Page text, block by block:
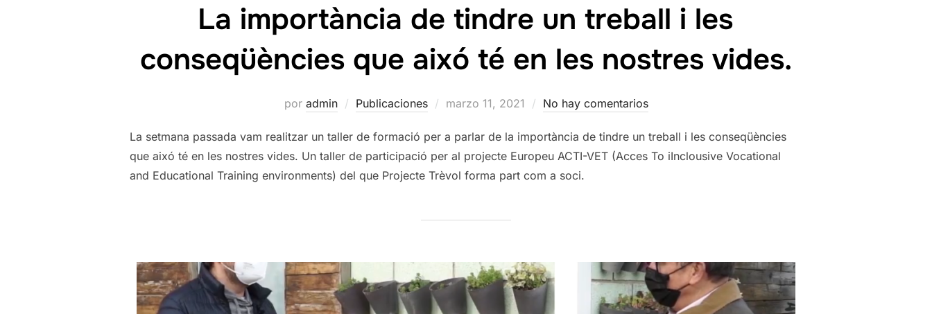
La importància de tindre un treball i les
conseqüències que aixó té en les nostres vides.
por admin Publicaciones
Publicado
marzo 11, 2021 No hay comentarios
La setmana passada vam realitzar un taller de formació per a parlar de la importància de tindre un treball i les conseqüències
que aixó té en les nostres vides. Un taller de participació per al projecte Europeu ACTI-VET (Acces To iInclousive Vocational
and Educational Training environments) del que Projecte Trèvol forma part com a soci.